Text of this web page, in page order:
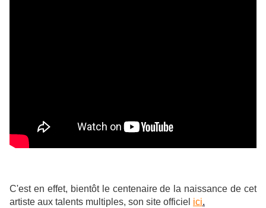
C'est en effet, bientôt le centenaire de la naissance de cet
artiste aux talents multiples, son site officiel ici.